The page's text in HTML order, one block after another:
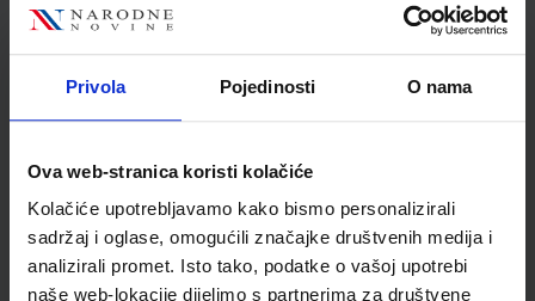
Privola Pojedinosti O nama
Ova web-stranica koristi kolačiće
Kolačiće upotrebljavamo kako bismo personalizirali
sadržaj i oglase, omogućili značajke društvenih medija i
analizirali promet. Isto tako, podatke o vašoj upotrebi
naše web-lokacije dijelimo s partnerima za društvene
ŠIFRA OMOTA: 500239
Udžbenik Omot
ŠKOLSKA KNJIGA d.d. Registarski broj ministarstva:
DOM
SKU:556058 CIJENA:10,50 €